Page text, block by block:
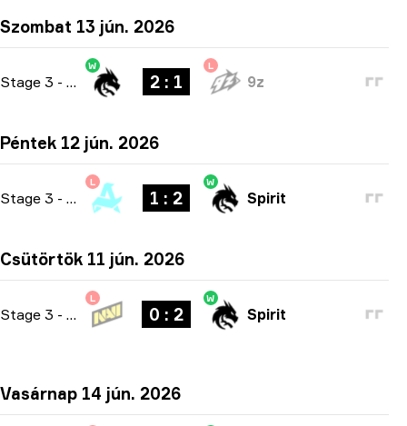
Szombat 13 jún. 2026
Stage 3 - bo3
W
2 : 1
L
9z
Péntek 12 jún. 2026
Stage 3 - bo3
L
1 : 2
W
Spirit
Csütörtök 11 jún. 2026
Stage 3 - bo3
L
0 : 2
W
Spirit
Vasárnap 14 jún. 2026